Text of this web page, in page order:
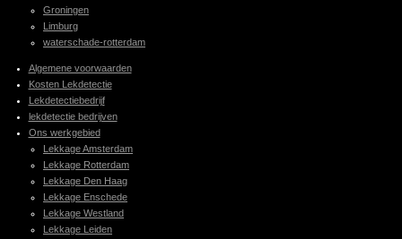
Groningen
Limburg
waterschade-rotterdam
Algemene voorwaarden
Kosten Lekdetectie
Lekdetectiebedrijf
lekdetectie bedrijven
Ons werkgebied
Lekkage Amsterdam
Lekkage Rotterdam
Lekkage Den Haag
Lekkage Enschede
Lekkage Westland
Lekkage Leiden